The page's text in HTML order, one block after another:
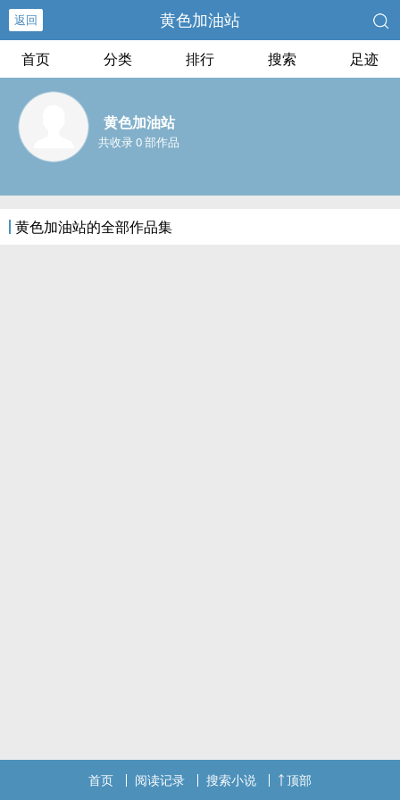
返回 黄色加油站
首页 分类 排行 搜索 足迹
黄色加油站
共收录 0 部作品
黄色加油站的全部作品集
首页 阅读记录 搜索小说 顶部